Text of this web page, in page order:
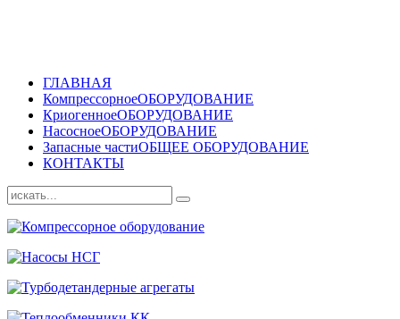
ГЛАВНАЯ
КомпрессорноеОБОРУДОВАНИЕ
КриогенноеОБОРУДОВАНИЕ
НасосноеОБОРУДОВАНИЕ
Запасные частиОБЩЕЕ ОБОРУДОВАНИЕ
КОНТАКТЫ